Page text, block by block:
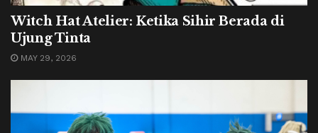
Witch Hat Atelier: Ketika Sihir Berada di
Ujung Tinta
MAY 29, 2026